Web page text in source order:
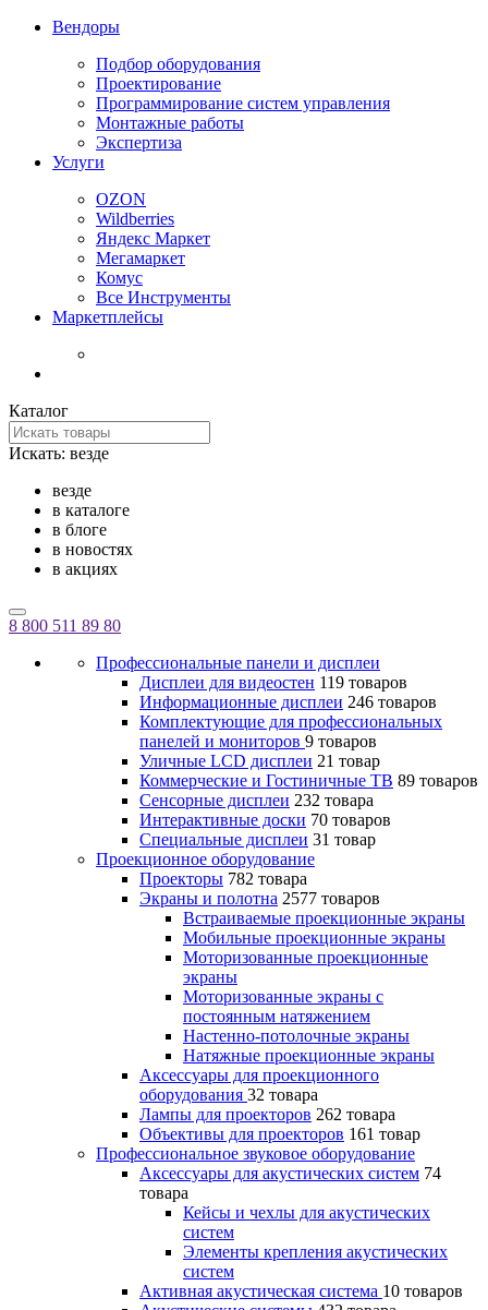
Вендоры
Подбор оборудования
Проектирование
Программирование систем управления
Монтажные работы
Экспертиза
Услуги
OZON
Wildberries
Яндекс Маркет
Мегамаркет
Комус
Все Инструменты
Маркетплейсы
Каталог
Искать: везде
везде
в каталоге
в блоге
в новостях
в акциях
8 800 511 89 80
Профессиональные панели и дисплеи
Дисплеи для видеостен 119 товаров
Информационные дисплеи 246 товаров
Комплектующие для профессиональных
панелей и мониторов 9 товаров
Уличные LCD дисплеи 21 товар
Коммерческие и Гостиничные ТВ 89 товаров
Сенсорные дисплеи 232 товара
Интерактивные доски 70 товаров
Специальные дисплеи 31 товар
Проекционное оборудование
Проекторы 782 товара
Экраны и полотна 2577 товаров
Встраиваемые проекционные экраны
Мобильные проекционные экраны
Моторизованные проекционные
экраны
Моторизованные экраны с
постоянным натяжением
Настенно-потолочные экраны
Натяжные проекционные экраны
Аксессуары для проекционного
оборудования 32 товара
Лампы для проекторов 262 товара
Объективы для проекторов 161 товар
Профессиональное звуковое оборудование
Аксессуары для акустических систем 74
товара
Кейсы и чехлы для акустических
систем
Элементы крепления акустических
систем
Активная акустическая система 10 товаров